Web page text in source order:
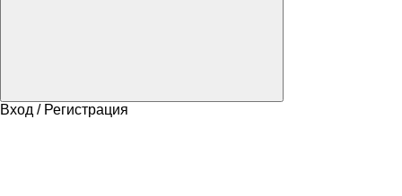
Вход / Регистрация